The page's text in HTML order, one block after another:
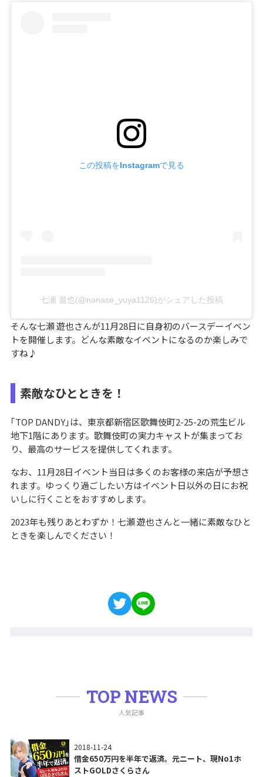
この投稿をInstagramで見る
七瀬 遊也(@nanase_yuya1126)がシェアした投稿
そんな七瀬 遊也さんが11月28日に自身初のバースデーイベン
トを開催します。どんな素敵なイベントになるのか楽しみで
すね♪
素敵なひとときを！
｢TOP DANDY｣は、東京都新宿区歌舞伎町2-25-2の荒生ビル
地下1階にあります。歌舞伎町の実力キャストが集まってお
り、最高のサービスを提供してくれます。
なお、11月28日イベント当日は多くのお客様の来店が予想さ
れます。ゆっくり過ごしたい方はイベント日以外の日にお祝
いしに行くことをおすすめします。
2023年も残りあとわずか！七瀬 遊也さんと一緒に素敵なひと
ときを楽しんでください！
TOP NEWS
人気記事
2018-11-24
借金650万円を半年で返済。元ニート、現No1ホ
ストGOLDさくらさん